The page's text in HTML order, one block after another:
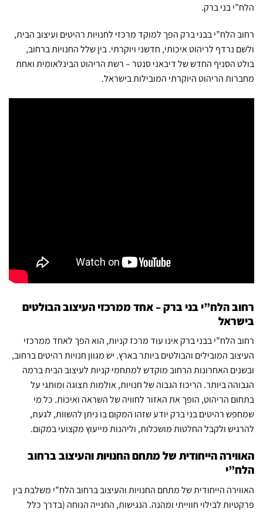
הלח”י בני ברק.
רחוב הלח”י בבני ברק הפך למוקד מרכזי לחנויות רהיטים ועיצוב הבית,
ולשם נרדף לריהוט איכותי, חדשני ויוקרתי. בין שלל החנויות ברחוב,
בולט הסניף החדש של דיבאני סנטר – רשת הריהוט הבינלאומית ואחת
מחברות הריהוט היוקרתי המובילות בישראל.
רחוב הלח”י בני ברק – אחד ממרכזי העיצוב הבולטים
בישראל
רחוב הלח”י בבני ברק אינו עוד מרכז קניות, הוא הפך לאחד ממרכזי
העיצוב המובילים והבולטים ביותר בארץ. יש מגוון חנויות רהיטים ברחוב,
ובשנים האחרונות הרחוב מוקדש למתחמי קניות לעיצוב הבית ברמה
הגבוהה ביותר. הריכוז הגבוה של חנויות, אולמות תצוגה ומותגי על
בתחום הריהוט, הופך את האזור לחוויה של השראה ואיכות. כל מי
שמחפש רהיטים בני ברק יודע שזהו המקום בו ניתן להשוות, לגעת,
להרגיש ולקבל החלטות מושכלות, וליהנות מייעוץ מקצועי במקום.
האווירה הייחודית של מתחם החנויות והעיצוב ברחוב
הלח”י
האווירה הייחודית של מתחם החנויות והעיצוב ברחוב הלח”י משלבת בין
פרקטיות לבילוי חווייתי ומהנה. הנגישות, החנייה הנוחה (בדרך כלל